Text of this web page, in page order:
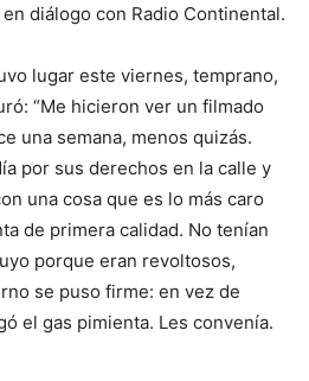
diálogo con Radio Continental.
lugar este viernes, temprano,
“Me hicieron ver un filmado
una semana, menos quizás.
por sus derechos en la calle y
una cosa que es lo más caro
de primera calidad. No tenían
porque eran revoltosos,
se puso firme: en vez de
el gas pimienta. Les convenía.